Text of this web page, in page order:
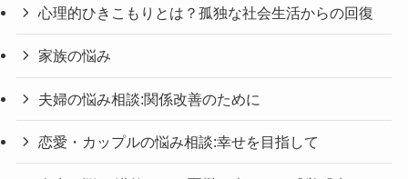
心理的ひきこもりとは？孤独な社会生活からの回復
家族の悩み
夫婦の悩み相談:関係改善のために
恋愛・カップルの悩み相談:幸せを目指して